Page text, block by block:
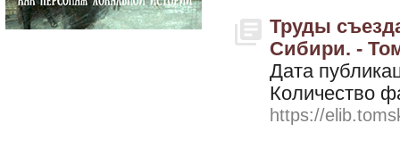
Труды
Сибири. -
Дата
Количество
https://